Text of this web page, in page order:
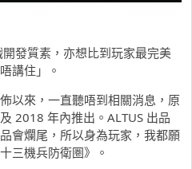
發質素，亦想比到玩家最完美
講住」。
以來，一直聽唔到相關消息，原
2018 年內推出。ALTUS 出品
會爛尾，所以身為玩家，我都願
三機兵防衛圏》。